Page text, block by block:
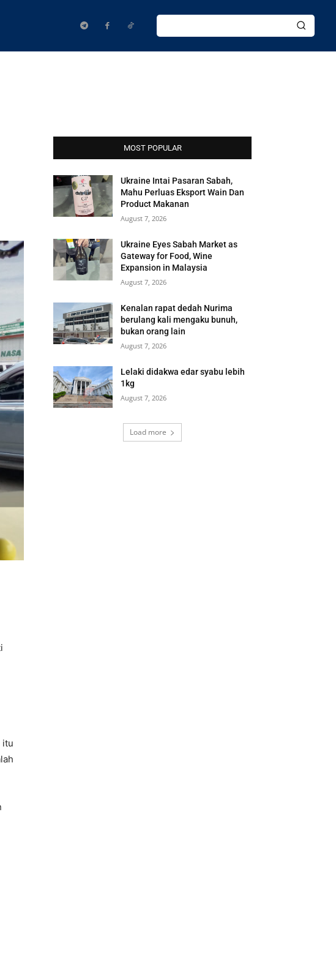
itu
MOST POPULAR
Ukraine Intai Pasaran Sabah,
Mahu Perluas Eksport Wain Dan
Product Makanan
August 7, 2026
Ukraine Eyes Sabah Market as
Gateway for Food, Wine
Expansion in Malaysia
August 7, 2026
Kenalan rapat dedah Nurima
berulang kali mengaku bunuh,
bukan orang lain
August 7, 2026
Lelaki didakwa edar syabu lebih
1kg
August 7, 2026
Load more